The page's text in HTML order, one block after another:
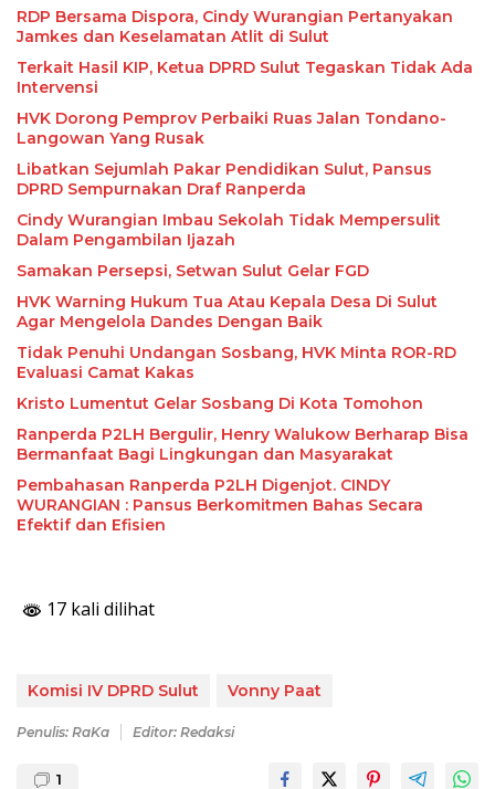
RDP Bersama Dispora, Cindy Wurangian Pertanyakan
Jamkes dan Keselamatan Atlit di Sulut
Terkait Hasil KIP, Ketua DPRD Sulut Tegaskan Tidak Ada
Intervensi
HVK Dorong Pemprov Perbaiki Ruas Jalan Tondano-
Langowan Yang Rusak
Libatkan Sejumlah Pakar Pendidikan Sulut, Pansus
DPRD Sempurnakan Draf Ranperda
Cindy Wurangian Imbau Sekolah Tidak Mempersulit
Dalam Pengambilan Ijazah
Samakan Persepsi, Setwan Sulut Gelar FGD
HVK Warning Hukum Tua Atau Kepala Desa Di Sulut
Agar Mengelola Dandes Dengan Baik
Tidak Penuhi Undangan Sosbang, HVK Minta ROR-RD
Evaluasi Camat Kakas
Kristo Lumentut Gelar Sosbang Di Kota Tomohon
Ranperda P2LH Bergulir, Henry Walukow Berharap Bisa
Bermanfaat Bagi Lingkungan dan Masyarakat
Pembahasan Ranperda P2LH Digenjot. CINDY
WURANGIAN : Pansus Berkomitmen Bahas Secara
Efektif dan Efisien
17 kali dilihat
Komisi IV DPRD Sulut Vonny Paat
Penulis: RaKa Editor: Redaksi
1